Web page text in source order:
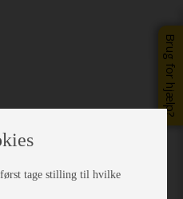
Brug for hjælp?
tage stilling til hvilke